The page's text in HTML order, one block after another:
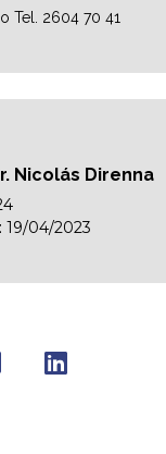
Tel. 2604 70 41
Nicolás Direnna
19/04/2023